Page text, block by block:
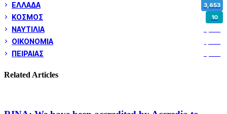
ΕΛΛΑΔΑ 3,653
ΚΟΣΜΟΣ 10
ΝΑΥΤΙΛΙΑ
ΟΙΚΟΝΟΜΙΑ
ΠΕΙΡΑΙΑΣ
Related Articles